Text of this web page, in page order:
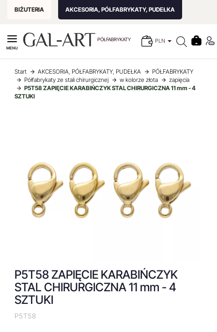
BIŻUTERIA AKCESORIA, PÓŁFABRYKATY, PUDEŁKA
PÓŁFABRYKATY PLN
MENU
Start AKCESORIA, PÓŁFABRYKATY, PUDEŁKA
PÓŁFABRYKATY
Półfabrykaty ze stali chirurgicznej
w kolorze złota
zapięcia
P5T58 ZAPIĘCIE KARABIŃCZYK STAL CHIRURGICZNA 11 mm - 4
SZTUKI
P5T58 ZAPIĘCIE KARABIŃCZYK
STAL CHIRURGICZNA 11 mm - 4
SZTUKI
P5T58